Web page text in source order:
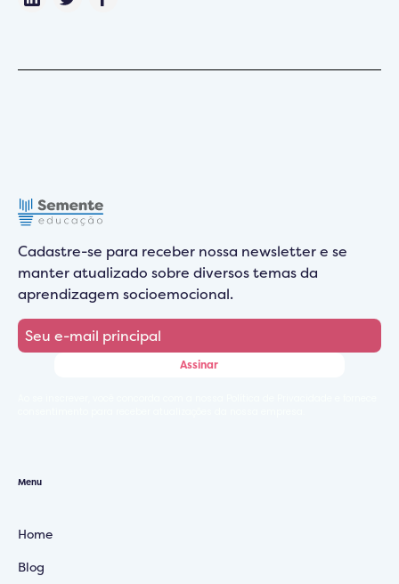
Cadastre-se para receber nossa newsletter e se
manter atualizado sobre diversos temas da
aprendizagem socioemocional.
Menu
Home
Blog